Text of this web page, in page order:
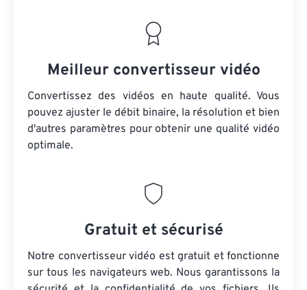
Meilleur convertisseur vidéo
Convertissez des vidéos en haute qualité. Vous
pouvez ajuster le débit binaire, la résolution et bien
d'autres paramètres pour obtenir une qualité vidéo
optimale.
Gratuit et sécurisé
Notre convertisseur vidéo est gratuit et fonctionne
sur tous les navigateurs web. Nous garantissons la